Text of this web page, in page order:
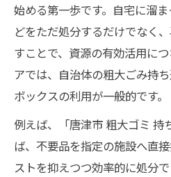
始める第一歩です。自宅に溜
どをただ処分するだけでなく
すことで、資源の有効活用に
アでは、自治体の粗大ごみ持
ボックスの利用が一般的です。
例えば、「唐津市 粗大ゴミ 持
ば、不要品を指定の施設へ直
ストを抑えつつ効率的に処分